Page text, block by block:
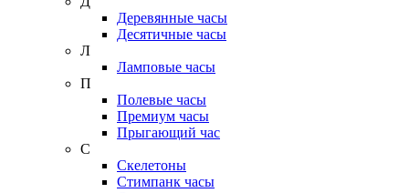
Деревянные часы
Десятичные часы
Л
Ламповые часы
П
Полевые часы
Премиум часы
Прыгающий час
С
Скелетоны
Стимпанк часы